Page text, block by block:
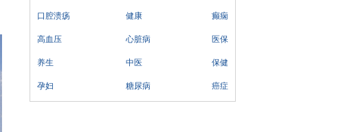
口腔溃疡 健康 癫痫
高血压 心脏病 医保
养生 中医 保健
孕妇 糖尿病 癌症